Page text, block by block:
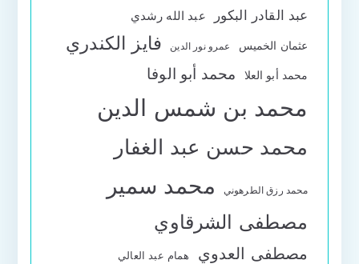
عبد القادر البكور عبد الله رشدي
عثمان الخميس عمرو نور الدين فايز الكندري
محمد أبو العلا محمد أبو الوفا
محمد بن شمس الدين
محمد حسن عبد الغفار
محمد رزق الطرهوني محمد سمير
مصطفى الشرقاوي
مصطفى العدوي همام عبد العالي